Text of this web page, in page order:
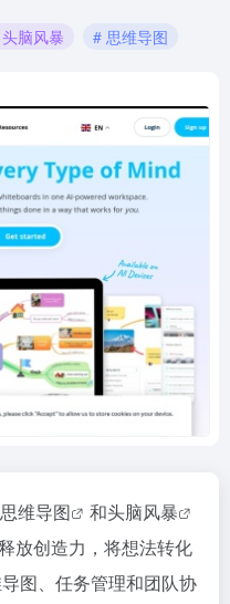
脑风暴 # 思维导图
思维导图 和头脑风暴
放创造力，将想法转化
图、任务管理和团队协